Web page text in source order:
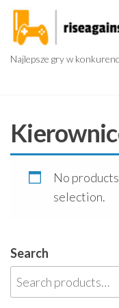
Przejdź
treści
Najlepsze gry w
No
selection.
Search